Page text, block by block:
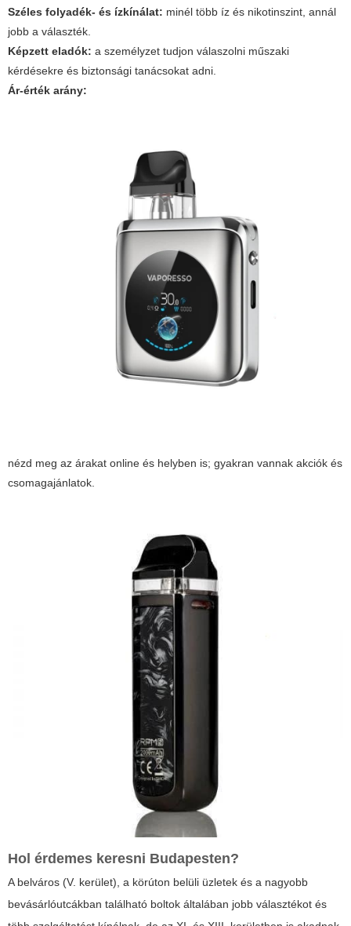
Széles folyadék- és ízkínálat: minél több íz és nikotinszint, annál
jobb a választék.
Képzett eladók: a személyzet tudjon válaszolni műszaki
kérdésekre és biztonsági tanácsokat adni.
Ár-érték arány:
nézd meg az árakat online és helyben is; gyakran vannak akciók és
csomagajánlatok.
Hol érdemes keresni Budapesten?
A belváros (V. kerület), a körúton belüli üzletek és a nagyobb
bevásárlóutcákban található boltok általában jobb választékot és